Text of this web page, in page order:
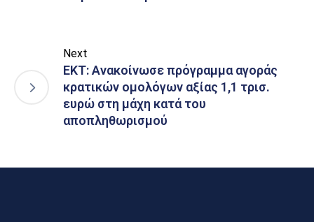
Next
ΕΚΤ: Ανακοίνωσε πρόγραμμα αγοράς
κρατικών ομολόγων αξίας 1,1 τρισ.
ευρώ στη μάχη κατά του
αποπληθωρισμού